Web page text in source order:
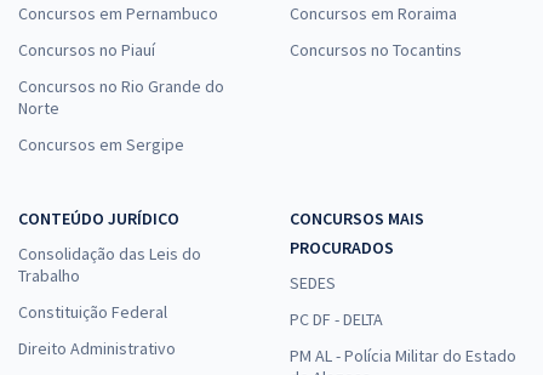
Educacionais
à vista
ou 12x de
IFMT - Instituto Federal de Educação, Ciência e Tecnologia de Mato
Grosso - Técnico em Contabilidade
à vista
R$27,99
Concursos em Pernambuco
Concursos no Piauí
Concursos no Rio Grande do
Norte
Concursos em Sergipe
Concursos em Roraima
Concursos no Tocantins
CONTEÚDO JURÍDICO
Consolidação das Leis do
Trabalho
Constituição Federal
Direito Administrativo
CONCURSOS MAIS
PROCURADOS
SEDES
PC DF - DELTA
PM AL - Polícia Militar do Estado